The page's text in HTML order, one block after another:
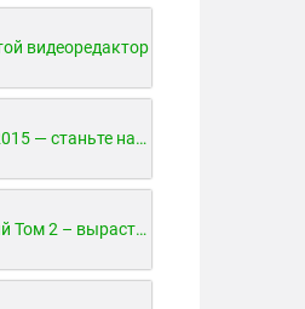
видеоредактор
Bus Simulator 2015 — станьте настоящим водителем автобуса!
Мой Говорящий Том 2 – вырасти и воспитай своего котенка